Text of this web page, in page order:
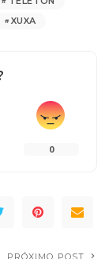
XUXA
0